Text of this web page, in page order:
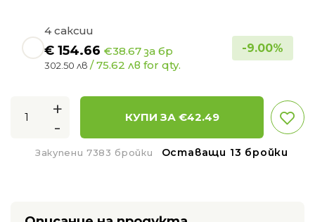
4 саксии
€ 154.66 €38.67 за бр
302.50 лв / 75.62 лв for qty.
-9.00%
+
-
КУПИ ЗА €42.49
Закупени 7383 бройки Оставащи 13 бройки